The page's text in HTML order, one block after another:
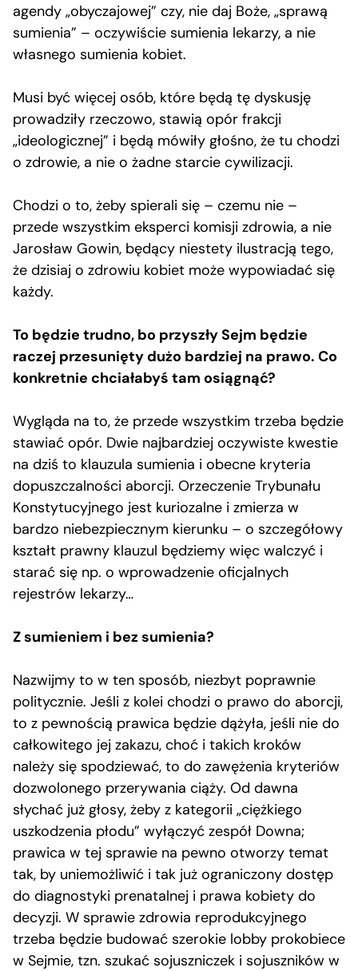
agendy „obyczajowej” czy, nie daj Boże, „sprawą
sumienia” – oczywiście sumienia lekarzy, a nie
własnego sumienia kobiet.
Musi być więcej osób, które będą tę dyskusję
prowadziły rzeczowo, stawią opór frakcji
„ideologicznej” i będą mówiły głośno, że tu chodzi
o zdrowie, a nie o żadne starcie cywilizacji.
Chodzi o to, żeby spierali się – czemu nie –
przede wszystkim eksperci komisji zdrowia, a nie
Jarosław Gowin, będący niestety ilustracją tego,
że dzisiaj o zdrowiu kobiet może wypowiadać się
każdy.
To będzie trudno, bo przyszły Sejm będzie
raczej przesunięty dużo bardziej na prawo. Co
konkretnie chciałabyś tam osiągnąć?
Wygląda na to, że przede wszystkim trzeba będzie
stawiać opór. Dwie najbardziej oczywiste kwestie
na dziś to klauzula sumienia i obecne kryteria
dopuszczalności aborcji. Orzeczenie Trybunału
Konstytucyjnego jest kuriozalne i zmierza w
bardzo niebezpiecznym kierunku – o szczegółowy
kształt prawny klauzul będziemy więc walczyć i
starać się np. o wprowadzenie oficjalnych
rejestrów lekarzy…
Z sumieniem i bez sumienia?
Nazwijmy to w ten sposób, niezbyt poprawnie
politycznie. Jeśli z kolei chodzi o prawo do aborcji,
to z pewnością prawica będzie dążyła, jeśli nie do
całkowitego jej zakazu, choć i takich kroków
należy się spodziewać, to do zawężenia kryteriów
dozwolonego przerywania ciąży. Od dawna
słychać już głosy, żeby z kategorii „ciężkiego
uszkodzenia płodu” wyłączyć zespół Downa;
prawica w tej sprawie na pewno otworzy temat
tak, by uniemożliwić i tak już ograniczony dostęp
do diagnostyki prenatalnej i prawa kobiety do
decyzji. W sprawie zdrowia reprodukcyjnego
trzeba będzie budować szerokie lobby prokobiece
w Sejmie, tzn. szukać sojuszniczek i sojuszników w